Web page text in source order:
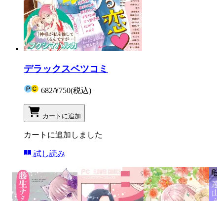
デラックスベツコミ
682/¥750(税込)
カートに追加
カートに追加しました
試し読み